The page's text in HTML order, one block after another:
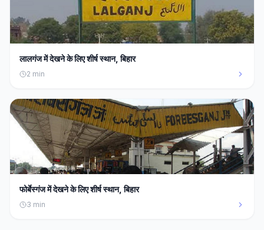
लालगंज में देखने के लिए शीर्ष स्थान, बिहार
2 min
फोर्बेस्गंज में देखने के लिए शीर्ष स्थान, बिहार
3 min